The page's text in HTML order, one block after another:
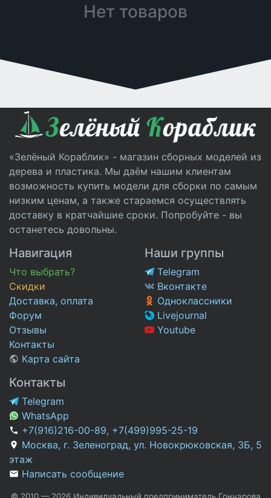
Нет товаров
«Зелёный Кораблик» - магазин сборных моделей из
дерева и пластика. Мы даём нашим клиентам
возможность купить модели для сборки по самым
низким ценам, а также стараемся осуществлять
доставку в кратчайшие сроки. Попробуйте - вы
останетесь довольны.
Навигация
Что выбрать?
Скидки
Доставка, оплата
Форум
Отзывы
Контакты
Карта сайта
Наши группы
Telegram
Вконтакте
Одноклассники
Livejournal
Youtube
Контакты
Telegram
WhatsApp
+7(916)216-00-89, +7(499)995-25-19
Москва, г. Зеленоград, ул. Новокрюковская, 3Б, 5
этаж
Написать сообщение
© 2010 — 2026 Индивидуальный предприниматель Гончарова